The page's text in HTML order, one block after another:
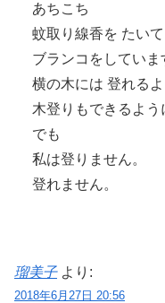
あちこち
蚊取り線香を たいて
ブランコをしていま
横の木には 登れる
木登りもできるよう
でも
私は登りません。
登れません。
瑠美子 より:
2018年6月27日 20:56